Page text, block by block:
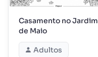
Casamento no Jardim
de Maio
Adultos